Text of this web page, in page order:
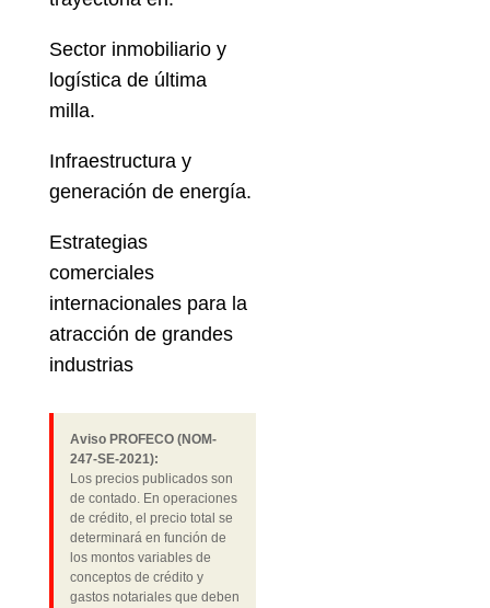
Sector inmobiliario y
logística de última
milla.
Infraestructura y
generación de energía.
Estrategias
comerciales
internacionales para la
atracción de grandes
industrias
Aviso PROFECO (NOM-
247-SE-2021):
Los precios publicados son
de contado. En operaciones
de crédito, el precio total se
determinará en función de
los montos variables de
conceptos de crédito y
gastos notariales que deben